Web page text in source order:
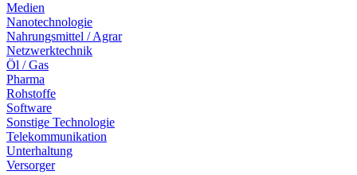
Medien
Nanotechnologie
Nahrungsmittel / Agrar
Netzwerktechnik
Öl / Gas
Pharma
Rohstoffe
Software
Sonstige Technologie
Telekommunikation
Unterhaltung
Versorger